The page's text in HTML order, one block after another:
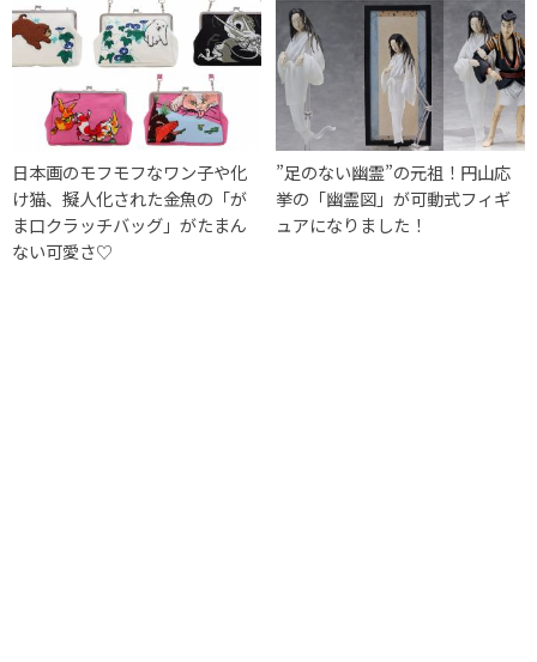
日本画のモフモフなワン子や化
け猫、擬人化された金魚の「が
ま口クラッチバッグ」がたまん
ない可愛さ♡
”足のない幽霊”の元祖！円山応
挙の「幽霊図」が可動式フィギ
ュアになりました！